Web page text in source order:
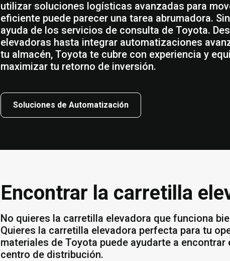
utilizar soluciones logísticas avanzadas para
eficiente puede parecer una tarea abrumadora.
ayuda de los servicios de consulta de Toyota.
elevadoras hasta integrar automatizaciones
tu almacén, Toyota te cubre con experiencia y
maximizar tu retorno de inversión.
Soluciones de Automatización
Encontrar la carretilla
No quieres la carretilla elevadora que funciona
Quieres la carretilla elevadora perfecta para tu
materiales de Toyota puede ayudarte a
centro de distribución.